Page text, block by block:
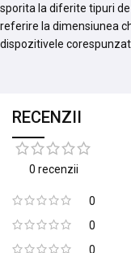
sporita la diferite tipuri
referire la dimensiunea
dispozitivele
RECENZII
0 recenzii
0
0
0